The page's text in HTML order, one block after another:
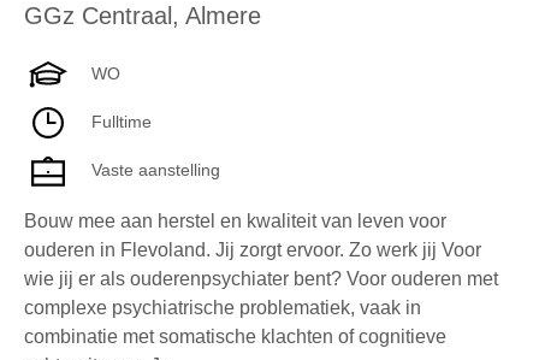
GGz Centraal , Almere
WO
Fulltime
Vaste aanstelling
Bouw mee aan herstel en kwaliteit van leven voor
ouderen in Flevoland. Jij zorgt ervoor. Zo werk jij Voor
wie jij er als ouderenpsychiater bent? Voor ouderen met
complexe psychiatrische problematiek, vaak in
combinatie met somatische klachten of cognitieve